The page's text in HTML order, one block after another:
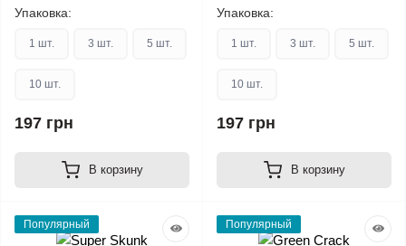
Упаковка:
1 шт. 3 шт. 5 шт.
10 шт.
197 грн
В корзину
Упаковка:
1 шт. 3 шт. 5 шт.
10 шт.
197 грн
В корзину
Популярный Популярный